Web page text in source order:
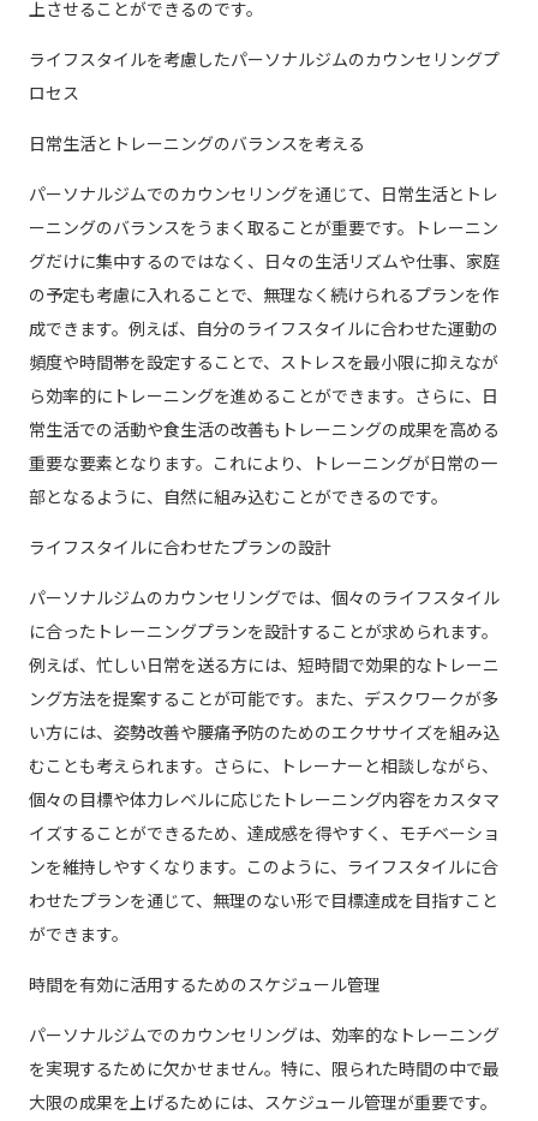
上させることができるのです。
ライフスタイルを考慮したパーソナルジムのカウンセリングプ
ロセス
日常生活とトレーニングのバランスを考える
パーソナルジムでのカウンセリングを通じて、日常生活とトレ
ーニングのバランスをうまく取ることが重要です。トレーニン
グだけに集中するのではなく、日々の生活リズムや仕事、家庭
の予定も考慮に入れることで、無理なく続けられるプランを作
成できます。例えば、自分のライフスタイルに合わせた運動の
頻度や時間帯を設定することで、ストレスを最小限に抑えなが
ら効率的にトレーニングを進めることができます。さらに、日
常生活での活動や食生活の改善もトレーニングの成果を高める
重要な要素となります。これにより、トレーニングが日常の一
部となるように、自然に組み込むことができるのです。
ライフスタイルに合わせたプランの設計
パーソナルジムのカウンセリングでは、個々のライフスタイル
に合ったトレーニングプランを設計することが求められます。
例えば、忙しい日常を送る方には、短時間で効果的なトレーニ
ング方法を提案することが可能です。また、デスクワークが多
い方には、姿勢改善や腰痛予防のためのエクササイズを組み込
むことも考えられます。さらに、トレーナーと相談しながら、
個々の目標や体力レベルに応じたトレーニング内容をカスタマ
イズすることができるため、達成感を得やすく、モチベーショ
ンを維持しやすくなります。このように、ライフスタイルに合
わせたプランを通じて、無理のない形で目標達成を目指すこと
ができます。
時間を有効に活用するためのスケジュール管理
パーソナルジムでのカウンセリングは、効率的なトレーニング
を実現するために欠かせません。特に、限られた時間の中で最
大限の成果を上げるためには、スケジュール管理が重要です。